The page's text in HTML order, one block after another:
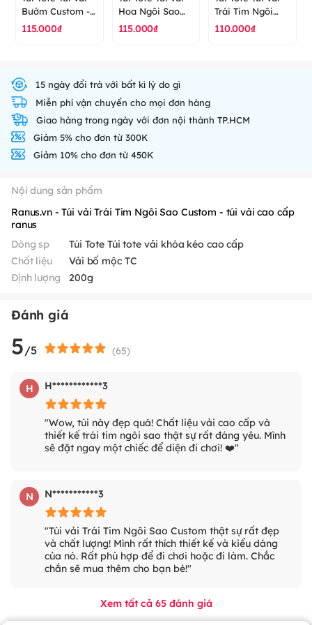
Bướm Custom -
túi vải cao cấp
115.000₫
Hoa Ngôi Sao
Custom - túi vải
115.000₫
Trái Tim Ngôi
Sao Custom - túi
110.000₫
15 ngày đổi trả với bất kì lý do gì
Miễn phí vận chuyển cho mọi đơn hàng
Giao hàng trong ngày với đơn nội thành TP.HCM
Giảm 5% cho đơn từ 300K
Giảm 10% cho đơn từ 450K
Nội dung sản phẩm
Ranus.vn - Túi vải Trái Tim Ngôi Sao Custom - túi vải cao cấp
ranus
Dòng sp
Túi Tote Túi tote vải khóa kéo cao cấp
Chất liệu
Vải bố mộc TC
Định lượng
200g
Đánh giá
5/5 (65)
H H************3
"Wow, túi này đẹp quá! Chất liệu vải cao cấp và
thiết kế trái tim ngôi sao thật sự rất đáng yêu. Mình
sẽ đặt ngay một chiếc để diện đi chơi! ❤️"
N N***********3
"Túi vải Trái Tim Ngôi Sao Custom thật sự rất đẹp
và chất lượng! Mình rất thích thiết kế và kiểu dáng
của nó. Rất phù hợp để đi chơi hoặc đi làm. Chắc
chắn sẽ mua thêm cho bạn bè!"
Xem tất cả 65đánh giá